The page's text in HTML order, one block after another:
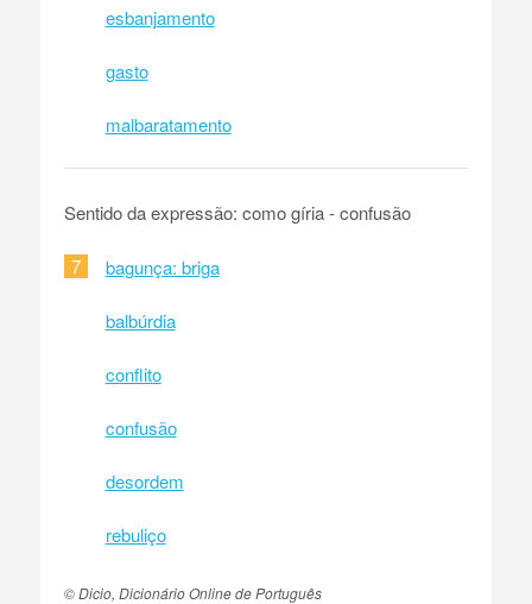
esbanjamento
gasto
malbaratamento
Sentido da expressão: como gíria - confusão
7 bagunça: briga
balbúrdia
conflito
confusão
desordem
rebuliço
© Dicio, Dicionário Online de Português